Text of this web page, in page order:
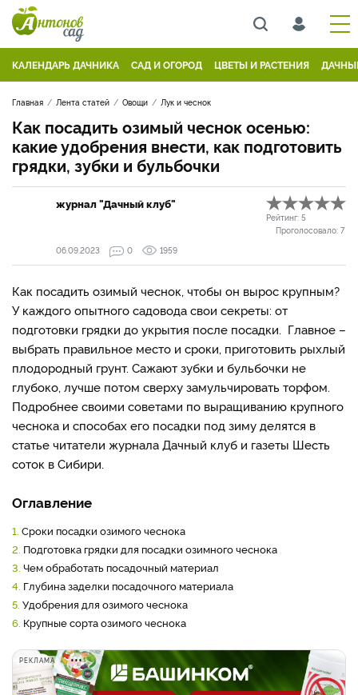
КАЛЕНДАРЬ ДАЧНИКА САД И ОГОРОД ЦВЕТЫ И РАСТЕНИЯ
Главная Лента статей Овощи Лук и чеснок
Как посадить озимый чеснок осенью:
какие удобрения внести, как подготовить
грядки, зубки и бульбочки
журнал "Дачный клуб"
Рейтинг: 5
Проголосовало: 7
06.09.2023
0 1959
Как посадить озимый чеснок, чтобы он вырос крупным?
У каждого опытного садовода свои секреты: от
подготовки грядки до укрытия после посадки. Главное –
выбрать правильное место и сроки, приготовить рыхлый
плодородный грунт. Сажают зубки и бульбочки не
глубоко, лучше потом сверху замульчировать торфом.
Подробнее своими советами по выращиванию крупного
чеснока и способах его посадки под зиму делятся в
статье читатели журнала Дачный клуб и газеты Шесть
соток в Сибири.
Оглавление
1. Сроки посадки озимого чеснока
2. Подготовка грядки для посадки озимного чеснока
3. Чем обработать посадочный материал
4. Глубина заделки посадочного материала
5. Удобрения для озимого чеснока
6. Крупные сорта озимого чеснока
РЕКЛАМА